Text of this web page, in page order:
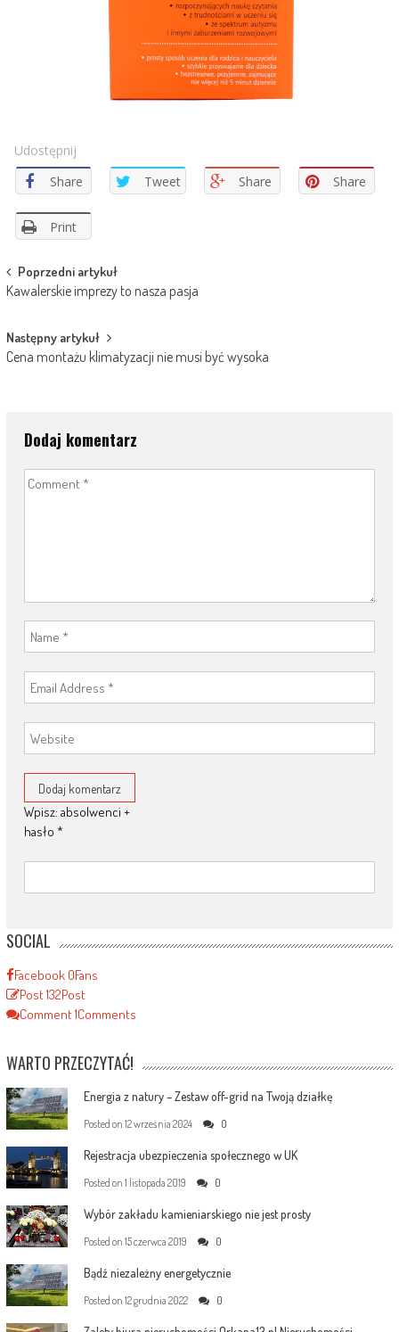
Udostępnij
Share
Tweet Share Share
Print
Post
navigation
Poprzedni artykuł
Kawalerskie imprezy to nasza pasja
Następny artykuł
Cena montażu klimatyzacji nie musi być wysoka
Dodaj komentarz
Wpisz: absolwenci +
hasło *
SOCIAL
Facebook 0Fans
Post132Post
Comment1Comments
WARTO PRZECZYTAĆ!
Energia z natury – Zestaw off-grid na Twoją działkę
Posted on 12 września 2024 0
Rejestracja ubezpieczenia społecznego w UK
Posted on 1 listopada 2019 0
Wybór zakładu kamieniarskiego nie jest prosty
Posted on 15 czerwca 2019 0
Bądź niezależny energetycznie
Posted on 12 grudnia 2022 0